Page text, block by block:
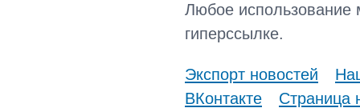
Любое использование
гиперссылке.
Экспорт новостей
ВКонтакте
Страница